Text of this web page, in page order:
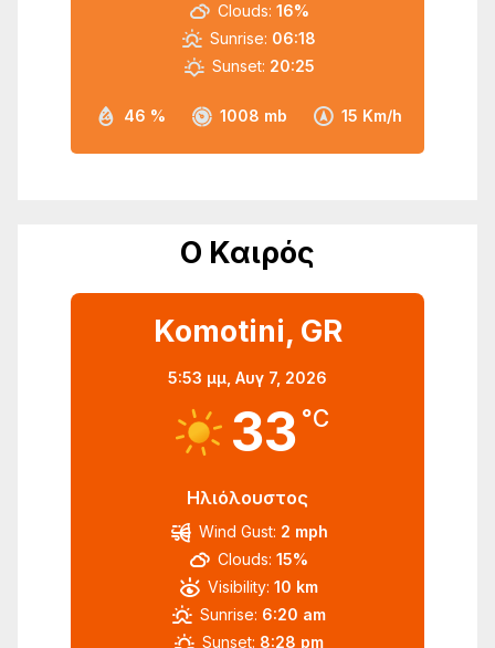
46 % 1008 mb 15 Km/h
Clouds: 16%
Sunrise: 06:18
Sunset: 20:25
Ο Καιρός
Komotini, GR
5:53 μμ, Αυγ 7, 2026
33 °C
Ηλιόλουστος
Wind Gust: 2 mph
Clouds: 15%
Visibility: 10 km
Sunrise: 6:20 am
Sunset: 8:28 pm